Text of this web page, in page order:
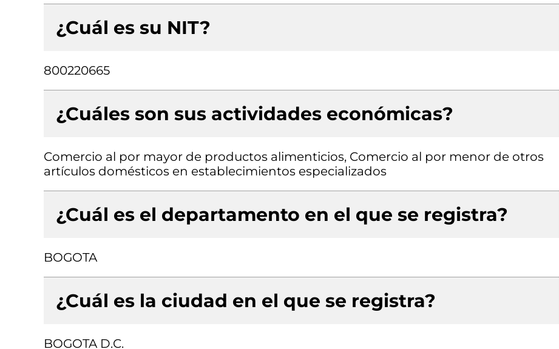
¿Cuál es su NIT?
800220665
¿Cuáles son sus actividades económicas?
Comercio al por mayor de productos alimenticios, Comercio al por menor de otros
artículos domésticos en establecimientos especializados
¿Cuál es el departamento en el que se registra?
BOGOTA
¿Cuál es la ciudad en el que se registra?
BOGOTA D.C.